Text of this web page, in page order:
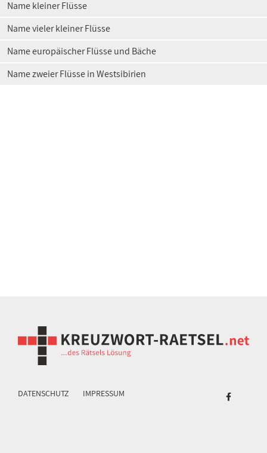
Name kleiner Flüsse
Name vieler kleiner Flüsse
Name europäischer Flüsse und Bäche
Name zweier Flüsse in Westsibirien
DATENSCHUTZ IMPRESSUM